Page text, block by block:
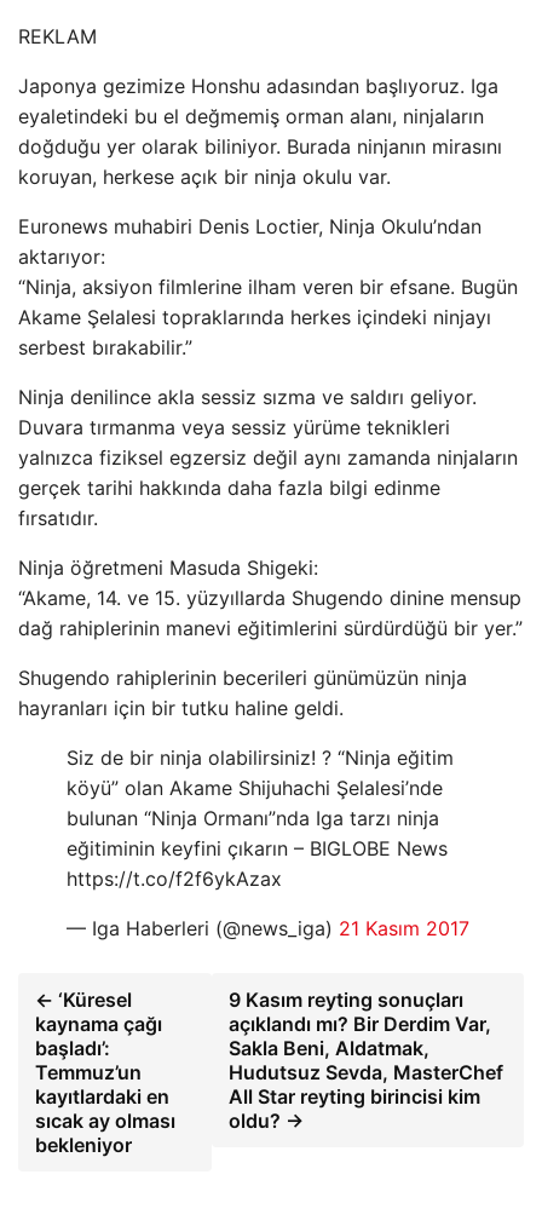
REKLAM
Japonya gezimize Honshu adasından başlıyoruz. Iga
eyaletindeki bu el değmemiş orman alanı, ninjaların
doğduğu yer olarak biliniyor. Burada ninjanın mirasını
koruyan, herkese açık bir ninja okulu var.
Euronews muhabiri Denis Loctier, Ninja Okulu’ndan
aktarıyor:
“Ninja, aksiyon filmlerine ilham veren bir efsane. Bugün
Akame Şelalesi topraklarında herkes içindeki ninjayı
serbest bırakabilir.”
Ninja denilince akla sessiz sızma ve saldırı geliyor.
Duvara tırmanma veya sessiz yürüme teknikleri
yalnızca fiziksel egzersiz değil aynı zamanda ninjaların
gerçek tarihi hakkında daha fazla bilgi edinme
fırsatıdır.
Ninja öğretmeni Masuda Shigeki:
“Akame, 14. ve 15. yüzyıllarda Shugendo dinine mensup
dağ rahiplerinin manevi eğitimlerini sürdürdüğü bir yer.”
Shugendo rahiplerinin becerileri günümüzün ninja
hayranları için bir tutku haline geldi.
Siz de bir ninja olabilirsiniz! ? “Ninja eğitim
köyü” olan Akame Shijuhachi Şelalesi’nde
bulunan “Ninja Ormanı”nda Iga tarzı ninja
eğitiminin keyfini çıkarın – BIGLOBE News
https://t.co/f2f6ykAzax
— Iga Haberleri (@news_iga) 21 Kasım 2017
← ‘Küresel
kaynama çağı
başladı’:
Temmuz’un
kayıtlardaki en
sıcak ay olması
bekleniyor
9 Kasım reyting sonuçları
açıklandı mı? Bir Derdim Var,
Sakla Beni, Aldatmak,
Hudutsuz Sevda, MasterChef
All Star reyting birincisi kim
oldu? →